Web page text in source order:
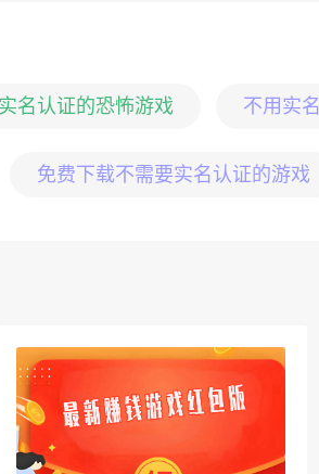
名认证的恐怖游戏 不用实
免费下载不需要实名认证的游戏